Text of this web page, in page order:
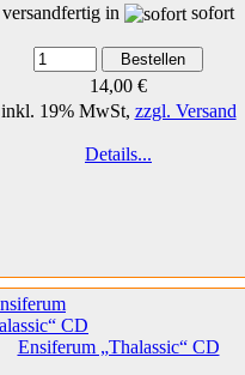
versandfertig in
sofort
14,00 €
inkl. 19% MwSt, zzgl. Versand
Details...
Ensiferum „Thalassic“ CD